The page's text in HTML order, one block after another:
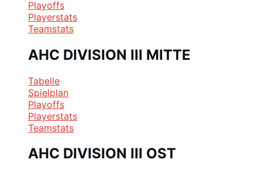
Playoffs
Playerstats
Teamstats
AHC DIVISION III MITTE
Tabelle
Spielplan
Playoffs
Playerstats
Teamstats
AHC DIVISION III OST